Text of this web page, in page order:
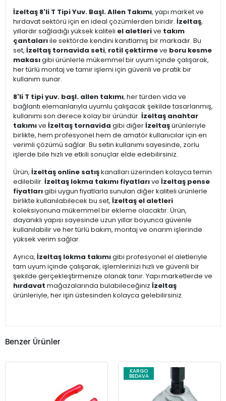
İzeltaş 8'li T Tipi Yuv. Başl. Allen Takımı, yapı market ve
hırdavat sektörü için en ideal çözümlerden biridir. İzeltaş,
yıllardır sağladığı yüksek kaliteli el aletlerive takım
çantalarıile sektörde kendini kanıtlamış bir markadır. Bu
set, İzeltaş tornavida seti, rotil çektirmeve boru kesme
makasıgibi ürünlerle mükemmel bir uyum içinde çalışarak,
her türlü montaj ve tamir işlemi için güvenli ve pratik bir
kullanım sunar.
8'li T tipi yuv. başl. allen takımı, her türden vida ve
bağlantı elemanlarıyla uyumlu çalışacak şekilde tasarlanmış,
kullanımı son derece kolay bir üründür. İzeltaş anahtar
takımıve İzeltaş tornavida gibi diğerİzeltaşürünleriyle
birlikte, hem profesyonel hem de amatör kullanıcılar için en
verimli çözümü sağlar. Bu setin kullanımı sayesinde, zorlu
işlerde bile hızlı ve etkili sonuçlar elde edebilirsiniz.
Ürün, İzeltaş online satışkanalları üzerinden kolayca temin
edilebilir. İzeltaş lokma takımı fiyatlarıve İzeltaş pense
fiyatlarıgibi uygun fiyatlarla sunulan diğer kaliteli ürünlerle
birlikte kullanılabilecek bu set, İzeltaş el aletleri
koleksiyonuna mükemmel bir ekleme olacaktır. Ürün,
dayanıklı yapısı sayesinde uzun yıllar boyunca güvenle
kullanılabilir ve her türlü bakım, montaj ve onarım işlerinde
yüksek verim sağlar.
Ayrıca, İzeltaş lokma takımıgibi profesyonel el aletleriyle
tam uyum içinde çalışarak, işlemlerinizi hızlı ve güvenli bir
şekilde gerçekleştirmenize olanak tanır. Yapı marketlerde ve
hırdavat mağazalarında bulabileceğiniz İzeltaş
ürünleriyle, her işin üstesinden kolayca gelebilirsiniz.
Benzer Ürünler
KARGO
BEDAVA